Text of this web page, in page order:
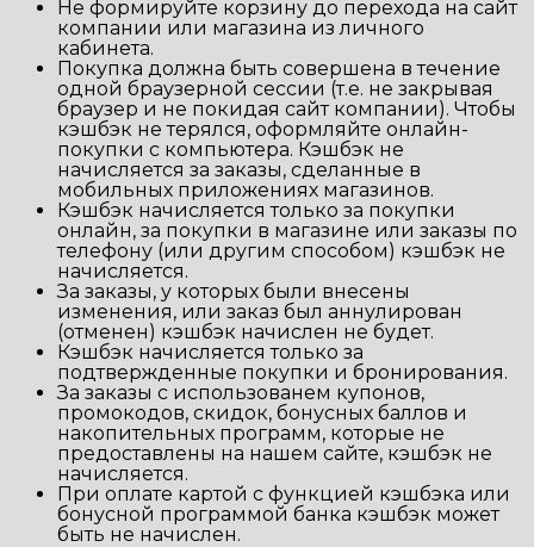
Не формируйте корзину до перехода на сайт
компании или магазина из личного
кабинета.
Покупка должна быть совершена в течение
одной браузерной сессии (т.е. не закрывая
браузер и не покидая сайт компании). Чтобы
кэшбэк не терялся, оформляйте онлайн-
покупки с компьютера. Кэшбэк не
начисляется за заказы, сделанные в
мобильных приложениях магазинов.
Кэшбэк начисляется только за покупки
онлайн, за покупки в магазине или заказы по
телефону (или другим способом) кэшбэк не
начисляется.
За заказы, у которых были внесены
изменения, или заказ был аннулирован
(отменен) кэшбэк начислен не будет.
Кэшбэк начисляется только за
подтвержденные покупки и бронирования.
За заказы с использованем купонов,
промокодов, скидок, бонусных баллов и
накопительных программ, которые не
предоставлены на нашем сайте, кэшбэк не
начисляется.
При оплате картой с функцией кэшбэка или
бонусной программой банка кэшбэк может
быть не начислен.